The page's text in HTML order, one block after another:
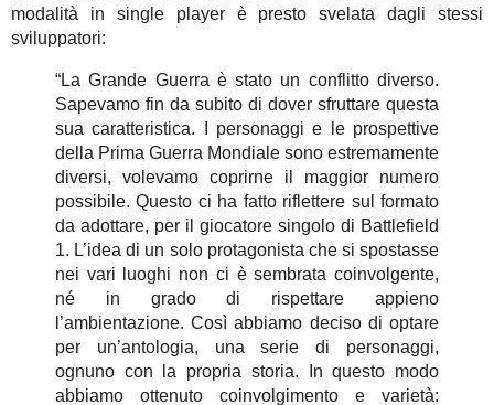
modalità in single player è presto svelata dagli stessi
sviluppatori:
“La Grande Guerra è stato un conflitto diverso.
Sapevamo fin da subito di dover sfruttare questa
sua caratteristica. I personaggi e le prospettive
della Prima Guerra Mondiale sono estremamente
diversi, volevamo coprirne il maggior numero
possibile. Questo ci ha fatto riflettere sul formato
da adottare, per il giocatore singolo di Battlefield
1. L’idea di un solo protagonista che si spostasse
nei vari luoghi non ci è sembrata coinvolgente,
né in grado di rispettare appieno
l’ambientazione. Così abbiamo deciso di optare
per un’antologia, una serie di personaggi,
ognuno con la propria storia. In questo modo
abbiamo ottenuto coinvolgimento e varietà: